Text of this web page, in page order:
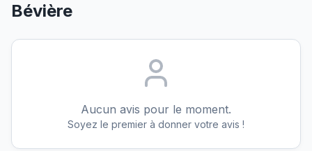
Bévière
Aucun avis pour le moment.
Soyez le premier à donner votre avis !